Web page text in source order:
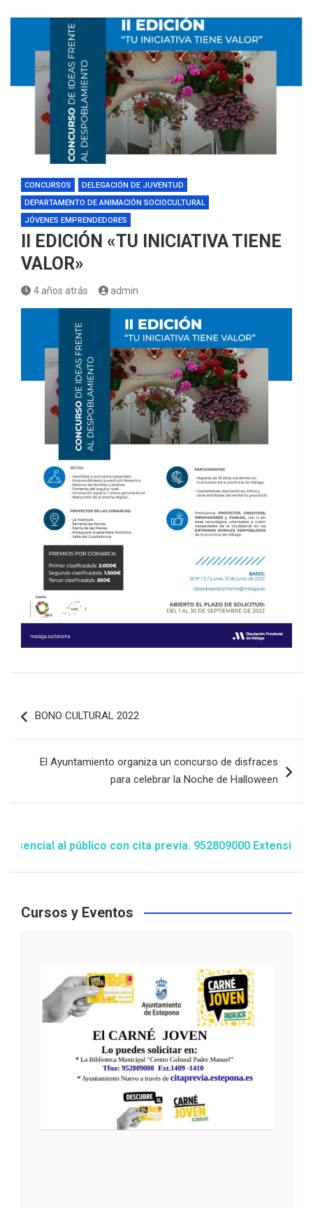
CONCURSOS
DELEGACIÓN DE JUVENTUD
DEPARTAMENTO DE ANIMACIÓN SOCIOCULTURAL
JÓVENES EMPRENDEDORES
II EDICIÓN «TU INICIATIVA TIENE
VALOR»
4 años atrás admin
de
BONO CULTURAL 2022
El Ayuntamiento organiza un concurso de disfraces
para celebrar la Noche de Halloween
al público con cita previa. 952809000 Extensión 1481/
Cursos y Eventos